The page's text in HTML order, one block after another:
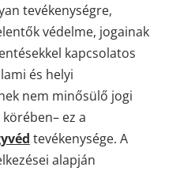
tevékenységre,
védelme, jogainak
kapcsolatos
és helyi
nem minősülő jogi
ez a
tevékenysége. A
alapján